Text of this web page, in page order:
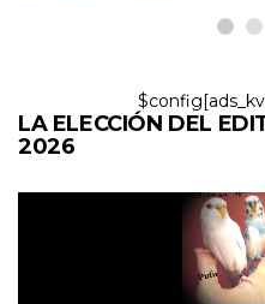
LA ELECCIÓN DEL
2026